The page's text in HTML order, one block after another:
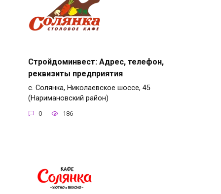
Стройдоминвест: Адрес, телефон,
реквизиты предприятия
с. Солянка, Николаевское шоссе, 45
(Наримановский район)
0 186